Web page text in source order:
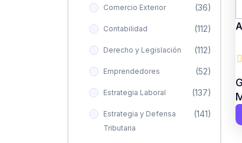
Comercio Exterior (36)
Contabilidad (112)
Derecho y Legislación (112)
Emprendedores (52)
Estrategia Laboral (137)
Estrategia y Defensa
Tributaria
(141)